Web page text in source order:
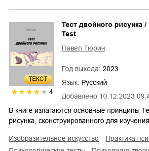
ТЕКСТ
4
Добавлено 10.12.2023
Тест двойного рисунка
Test
Павел Тюрин
Год выхода: 2023
Язык: Русский
В книге излагаются основные принципы
рисунка, сконструированного для
изобразительное искусство
практика